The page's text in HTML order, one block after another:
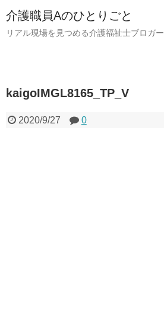
介護職員Aのひとりごと
リアル現場を見つめる介護福祉士ブロガー
kaigoIMGL8165_TP_V
2020/9/27 0